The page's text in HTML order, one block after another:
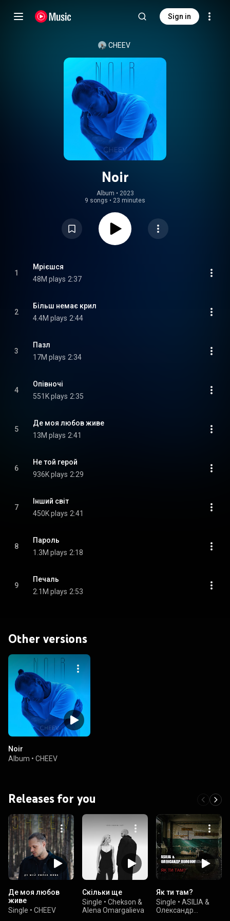
Sign in
CHEEV
Noir
Album • 2023
9 songs • 23 minutes
1
Мрієшся
48M plays 2:37
2
Більш немає крил
4.4M plays 2:44
3
Пазл
17M plays 2:34
4
Опівночі
551K plays 2:35
5
Де моя любов живе
13M plays 2:41
6
Не той герой
936K plays 2:29
7
Інший світ
450K plays 2:41
8
Пароль
1.3M plays 2:18
9
Печаль
2.1M plays 2:53
Other versions
Noir
Album • CHEEV
Releases for you
Де моя любов
живе
Single • CHEEV
Скільки ще
Single • Chekson &
Alena Omargalieva
Як ти там?
Single • ASILIA &
Олександр